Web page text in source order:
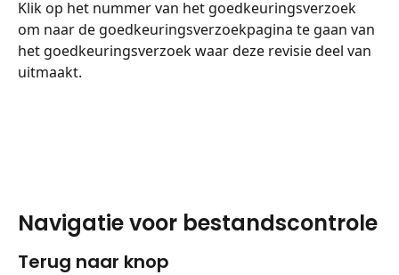
Klik op het nummer van het goedkeuringsverzoek
om naar de goedkeuringsverzoekpagina te gaan van
het goedkeuringsverzoek waar deze revisie deel van
uitmaakt.
Navigatie voor bestandscontrole
Terug naar knop